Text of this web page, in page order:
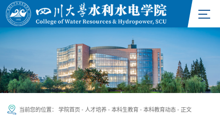
当前您的位置： 学院首页 - 人才培养 - 本科生教育 - 本科教育动态 - 正文